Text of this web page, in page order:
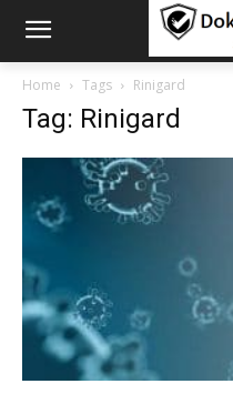
Home Tags Rinigard
Tag: Rinigard